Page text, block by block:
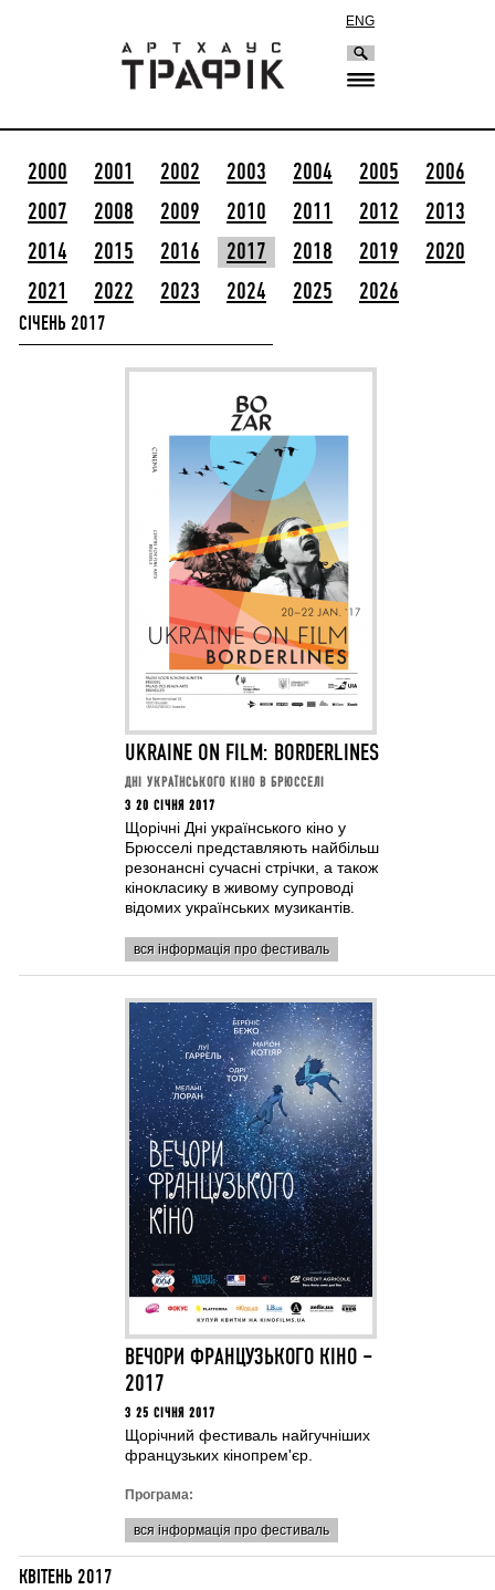
ENG
2000 2001 2002 2003 2004 2005
2006
2007
2008 2009 2010 2011 2012
2013
2014
2015 2016 2017 2018 2019
2020
2021
2022 2023 2024 2025 2026
СІЧЕНЬ 2017
UKRAINE ON FILM: BORDERLINES
ДНІ УКРАЇНСЬКОГО КІНО В БРЮССЕЛІ
З 20 СІЧНЯ 2017
Щорічні Дні українського кіно у
Брюсселі представляють найбільш
резонансні сучасні стрічки, а також
кінокласику в живому супроводі
відомих українських музикантів.
вся інформація про фестиваль
ВЕЧОРИ ФРАНЦУЗЬКОГО КІНО –
2017
З 25 СІЧНЯ 2017
Щорічний фестиваль найгучніших
французьких кінопрем'єр.
Програма:
вся інформація про фестиваль
КВІТЕНЬ 2017